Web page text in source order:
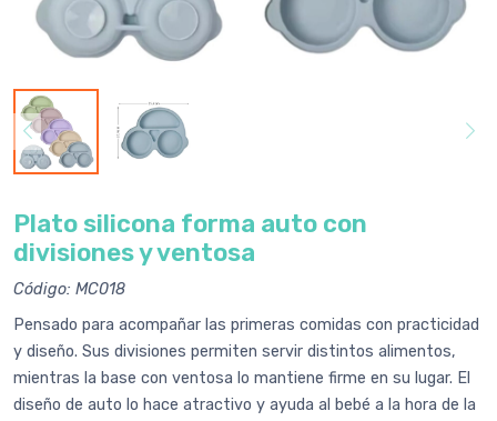
Plato silicona forma auto con
divisiones y ventosa
Código: MC018
Pensado para acompañar las primeras comidas con practicidad
y diseño. Sus divisiones permiten servir distintos alimentos,
mientras la base con ventosa lo mantiene firme en su lugar. El
diseño de auto lo hace atractivo y ayuda al bebé a la hora de la